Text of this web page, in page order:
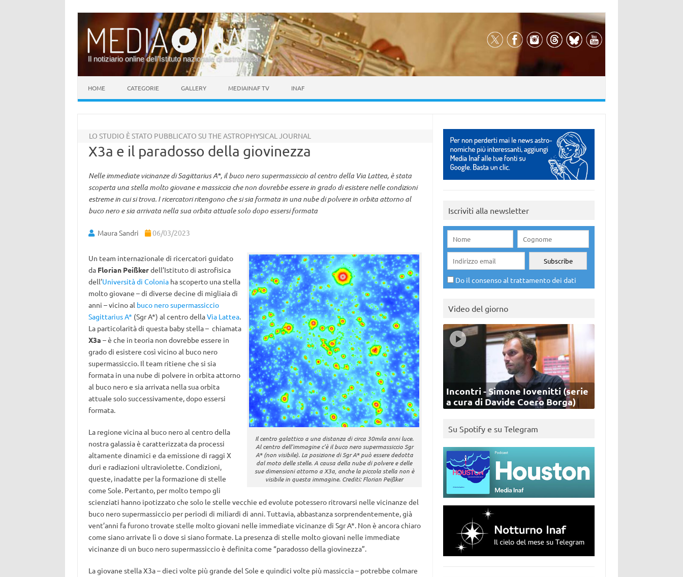
Il notiziario online dell’Istituto nazionale di astrofisica
HOME CATEGORIE GALLERY MEDIAINAF TV INAF
LO STUDIO È STATO PUBBLICATO SU THE ASTROPHYSICAL JOURNAL
X3a e il paradosso della giovinezza
Nelle immediate vicinanze di Sagittarius A*, il buco nero supermassiccio al centro della Via Lattea, è stata
scoperta una stella molto giovane e massiccia che non dovrebbe essere in grado di esistere nelle condizioni
estreme in cui si trova. I ricercatori ritengono che si sia formata in una nube di polvere in orbita attorno al
buco nero e sia arrivata nella sua orbita attuale solo dopo essersi formata
Maura Sandri 06/03/2023
Il centro galattico a una distanza di circa 30mila anni luce.
Al centro dell’immagine c’è il buco nero supermassiccio Sgr
A* (non visibile). La posizione di Sgr A* può essere dedotta
dal moto delle stelle. A causa della nube di polvere e delle
sue dimensioni attorno a X3a, anche la piccola stella non è
visibile in questa immagine. Crediti: Florian Peißker
Un team internazionale di ricercatori guidato
da Florian Peißkerdell’Istituto di astrofisica
dell’Università di Coloniaha scoperto una stella
molto giovane – di diverse decine di migliaia di
anni – vicino al buco nero supermassiccio
Sagittarius A* (Sgr A*) al centro dellaVia Lattea.
La particolarità di questa baby stella – chiamata
X3a – è che in teoria non dovrebbe essere in
grado di esistere così vicino al buco nero
supermassiccio. Il team ritiene che si sia
formata in una nube di polvere in orbita attorno
al buco nero e sia arrivata nella sua orbita
attuale solo successivamente, dopo essersi
formata.
La regione vicina al buco nero al centro della
nostra galassia è caratterizzata da processi
altamente dinamici e da emissione di raggi X
duri e radiazioni ultraviolette. Condizioni,
queste, inadatte per la formazione di stelle
come Sole. Pertanto, per molto tempo gli
scienziati hanno ipotizzato che solo le stelle vecchie ed evolute potessero ritrovarsi nelle vicinanze del
buco nero supermassiccio per periodi di miliardi di anni. Tuttavia, abbastanza sorprendentemente, già
vent’anni fa furono trovate stelle molto giovani nelle immediate vicinanze di Sgr A*. Non è ancora chiaro
come siano arrivate lì o dove si siano formate. La presenza di stelle molto giovani nelle immediate
vicinanze di un buco nero supermassiccio è definita come “paradosso della giovinezza”.
La giovane stella X3a – dieci volte più grande del Sole e quindici volte più massiccia – potrebbe colmare
Iscriviti alla newsletter
Do il consenso al trattamento dei dati
Video del giorno
Incontri - Simone Iovenitti (serie
a cura di Davide Coero Borga)
Su Spotify e su Telegram